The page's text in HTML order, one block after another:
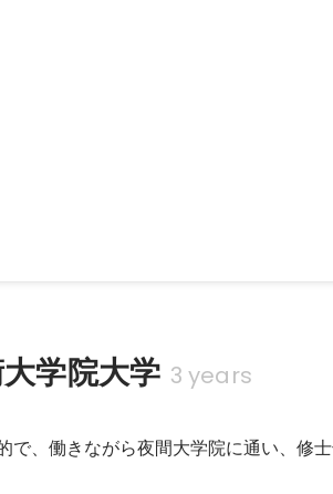
学院大学 3 years
で、働きながら夜間大学院に通い、修